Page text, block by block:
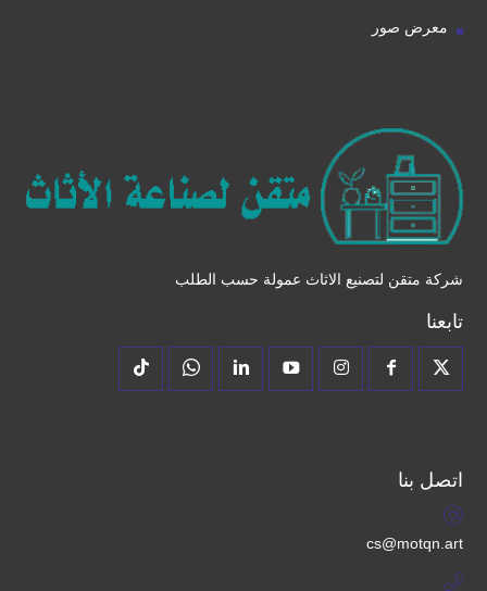
معرض صور
شركة متقن لتصنيع الاثاث عمولة حسب الطلب
تابعنا
اتصل بنا
cs@motqn.art